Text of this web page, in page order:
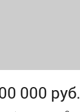
000 руб.